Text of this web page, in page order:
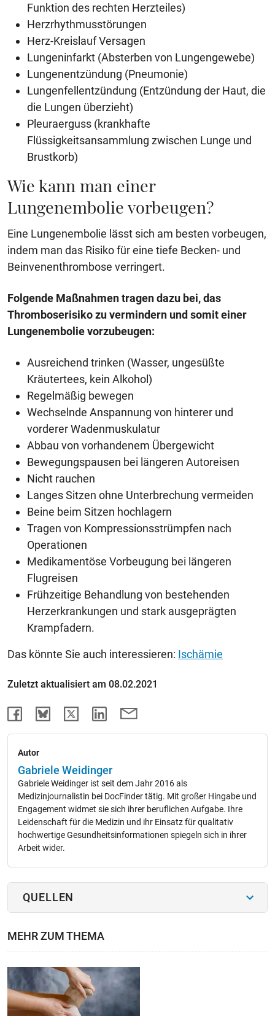
Funktion des rechten Herzteiles)
Herzrhythmusstörungen
Herz-Kreislauf Versagen
Lungeninfarkt (Absterben von Lungengewebe)
Lungenentzündung (Pneumonie)
Lungenfellentzündung (Entzündung der Haut, die
die Lungen überzieht)
Pleuraerguss (krankhafte
Flüssigkeitsansammlung zwischen Lunge und
Brustkorb)
Wie kann man einer
Lungenembolie vorbeugen?
Eine Lungenembolie lässt sich am besten vorbeugen,
indem man das Risiko für eine tiefe Becken- und
Beinvenenthrombose verringert.
Folgende Maßnahmen tragen dazu bei, das
Thromboserisiko zu vermindern und somit einer
Lungenembolie vorzubeugen:
Ausreichend trinken (Wasser, ungesüßte
Kräutertees, kein Alkohol)
Regelmäßig bewegen
Wechselnde Anspannung von hinterer und
vorderer Wadenmuskulatur
Abbau von vorhandenem Übergewicht
Bewegungspausen bei längeren Autoreisen
Nicht rauchen
Langes Sitzen ohne Unterbrechung vermeiden
Beine beim Sitzen hochlagern
Tragen von Kompressionsstrümpfen nach
Operationen
Medikamentöse Vorbeugung bei längeren
Flugreisen
Frühzeitige Behandlung von bestehenden
Herzerkrankungen und stark ausgeprägten
Krampfadern.
Das könnte Sie auch interessieren: Ischämie
Zuletzt aktualisiert am 08.02.2021
Autor
Gabriele Weidinger
Gabriele Weidinger ist seit dem Jahr 2016 als
Medizinjournalistin bei DocFinder tätig. Mit großer Hingabe und
Engagement widmet sie sich ihrer beruflichen Aufgabe. Ihre
Leidenschaft für die Medizin und ihr Einsatz für qualitativ
hochwertige Gesundheitsinformationen spiegeln sich in ihrer
Arbeit wider.
QUELLEN
MEHR ZUM THEMA